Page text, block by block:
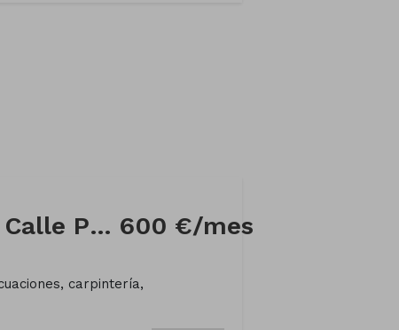
Local comercial en Calle PRAZA DA IGREXA 600 €/mes
carpintería,